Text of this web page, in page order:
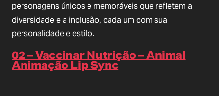
personagens únicos e memoráveis que refletem a
diversidade e a inclusão, cada um com sua
personalidade e estilo.
02 – Vaccinar Nutrição – Animal
Animação Lip Sync